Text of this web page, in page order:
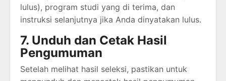
lulus), program studi yang di terima, dan
instruksi selanjutnya jika Anda dinyatakan lulus.
7. Unduh dan Cetak Hasil
Pengumuman
Setelah melihat hasil seleksi, pastikan untuk